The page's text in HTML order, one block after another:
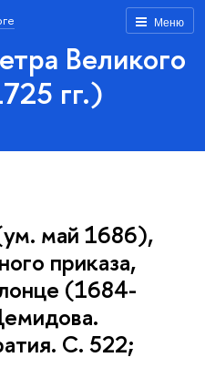
Меню
Великого
гг.)
май 1686),
приказа,
(1684-
С. 522;